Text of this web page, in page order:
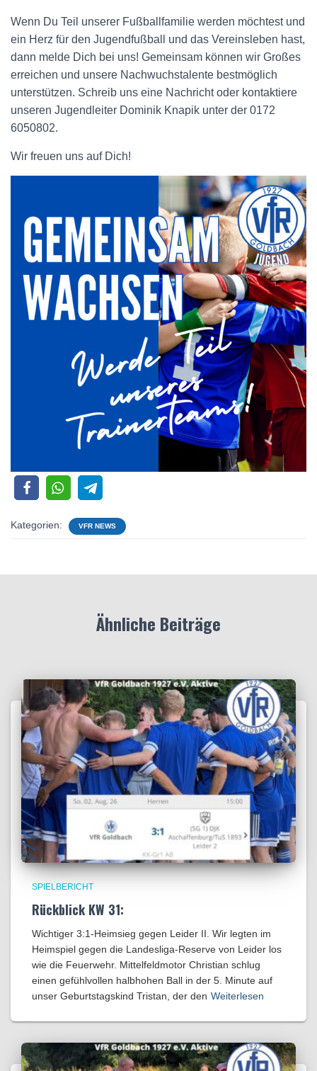
Wenn Du Teil unserer Fußballfamilie werden möchtest und
ein Herz für den Jugendfußball und das Vereinsleben hast,
dann melde Dich bei uns! Gemeinsam können wir Großes
erreichen und unsere Nachwuchstalente bestmöglich
unterstützen. Schreib uns eine Nachricht oder kontaktiere
unseren Jugendleiter Dominik Knapik unter der 0172
6050802.
Wir freuen uns auf Dich!
Kategorien: VFR NEWS
Ähnliche Beiträge
SPIELBERICHT
Rückblick KW 31:
Wichtiger 3:1-Heimsieg gegen Leider II. Wir legten im
Heimspiel gegen die Landesliga-Reserve von Leider los
wie die Feuerwehr. Mittelfeldmotor Christian schlug
einen gefühlvollen halbhohen Ball in der 5. Minute auf
unser Geburtstagskind Tristan, der den Weiterlesen